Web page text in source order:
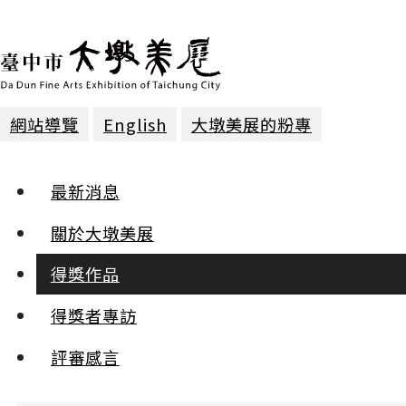
網站導覽 English 大墩美展的粉專
最新消息
關於大墩美展
得獎作品
得獎者專訪
評審感言
油畫 | 第一名
淨土 王智斌